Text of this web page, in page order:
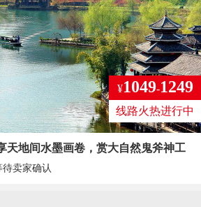
¥1049-1249
线路火热进行中
天地间水墨画卷，赏大自然鬼斧神工
卖家确认